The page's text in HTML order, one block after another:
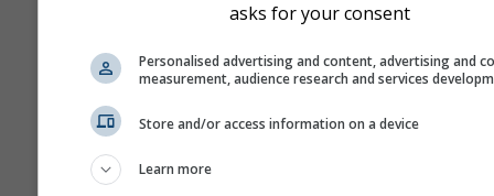
GPX
asks for your consent
Personalised advertising and content, advertising and
measurement, audience research and services
Store and/or access information on a device
Learn more